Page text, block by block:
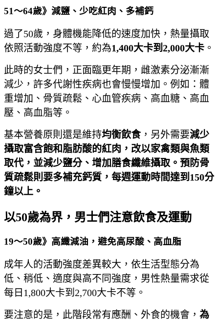
51～64歲》減鹽、少吃紅肉、多補鈣
過了50歲，身體機能降低的速度加快，熱量攝取
依照活動強度不等，約為1,400大卡到2,000大卡 。
此時的女士們，正面臨更年期，雌激素分泌漸漸
減少，許多代謝性疾病也會慢慢增加。例如：體
重增加、骨質疏鬆、心血管疾病、 高血糖、高血
壓、高血脂等。
基本營養原則還是維持均衡飲食，另外需要減少
攝取富含飽和脂肪酸的紅肉，改以家禽類與魚類
取代，並減少鹽分、增加膳食纖維攝取。預防骨
質疏鬆則要多補充鈣質，每週運動時間達到150分
鐘以上。
以50歲為界，男士們注意飲食及運動
19～50歲》高纖減油，避免高尿酸、高血脂
成年人的活動強度差異較大，依生活型態分為
低、稍低、適度與高不同強度，男性熱量需求從
每日1,800大卡到2,700大卡不等。
要注意的是，此階段常有應酬、外食的機會， 為